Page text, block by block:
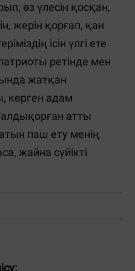
өз үлесін қосқан,
жерін қорғап, қан
ісін үлгі ете
ретінде мен
жатқан
көрген адам
атты
паш ету менің
жайна сүйікті